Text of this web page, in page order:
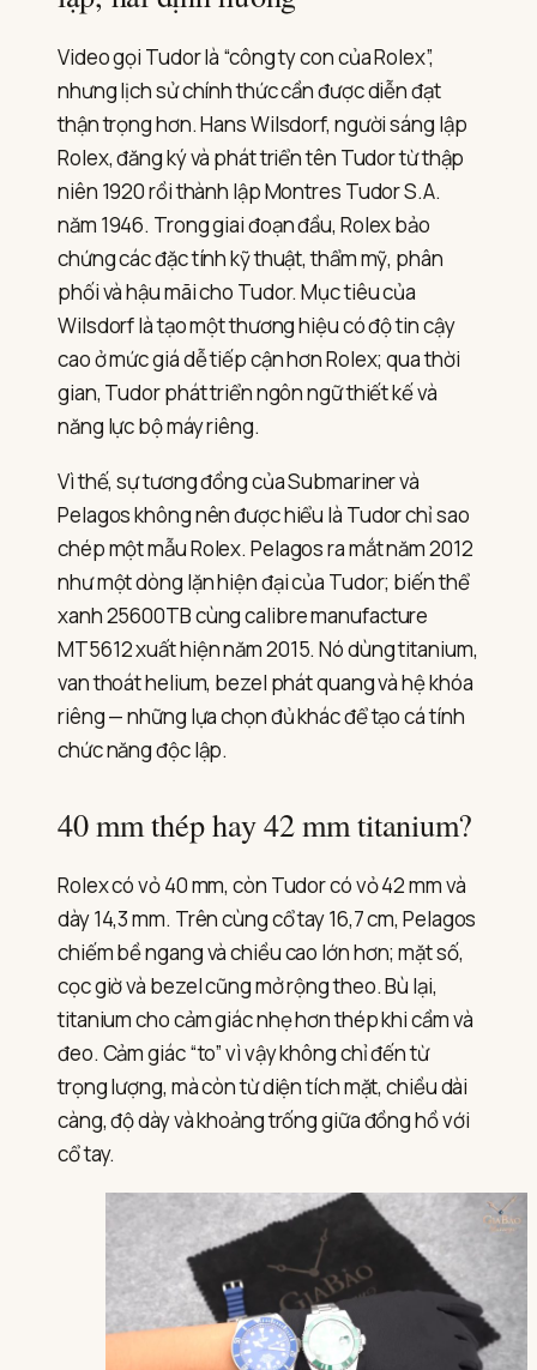
Video gọi Tudor là “công ty con của Rolex”,
nhưng lịch sử chính thức cần được diễn đạt
thận trọng hơn. Hans Wilsdorf, người sáng lập
Rolex, đăng ký và phát triển tên Tudor từ thập
niên 1920 rồi thành lập Montres Tudor S.A.
năm 1946. Trong giai đoạn đầu, Rolex bảo
chứng các đặc tính kỹ thuật, thẩm mỹ, phân
phối và hậu mãi cho Tudor. Mục tiêu của
Wilsdorf là tạo một thương hiệu có độ tin cậy
cao ở mức giá dễ tiếp cận hơn Rolex; qua thời
gian, Tudor phát triển ngôn ngữ thiết kế và
năng lực bộ máy riêng.
Vì thế, sự tương đồng của Submariner và
Pelagos không nên được hiểu là Tudor chỉ sao
chép một mẫu Rolex. Pelagos ra mắt năm 2012
như một dòng lặn hiện đại của Tudor; biến thể
xanh 25600TB cùng calibre manufacture
MT5612 xuất hiện năm 2015. Nó dùng titanium,
van thoát helium, bezel phát quang và hệ khóa
riêng — những lựa chọn đủ khác để tạo cá tính
chức năng độc lập.
40 mm thép hay 42 mm titanium?
Rolex có vỏ 40 mm, còn Tudor có vỏ 42 mm và
dày 14,3 mm. Trên cùng cổ tay 16,7 cm, Pelagos
chiếm bề ngang và chiều cao lớn hơn; mặt số,
cọc giờ và bezel cũng mở rộng theo. Bù lại,
titanium cho cảm giác nhẹ hơn thép khi cầm và
đeo. Cảm giác “to” vì vậy không chỉ đến từ
trọng lượng, mà còn từ diện tích mặt, chiều dài
càng, độ dày và khoảng trống giữa đồng hồ với
cổ tay.